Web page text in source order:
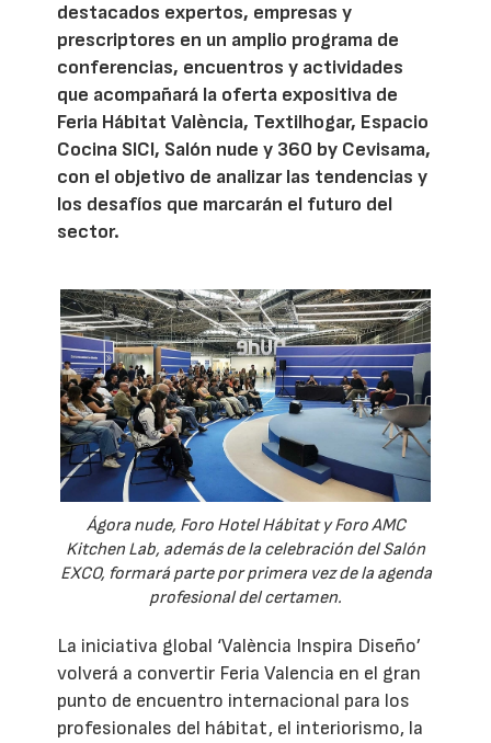
destacados expertos, empresas y
prescriptores en un amplio programa de
conferencias, encuentros y actividades
que acompañará la oferta expositiva de
Feria Hábitat València, Textilhogar, Espacio
Cocina SICI, Salón nude y 360 by Cevisama,
con el objetivo de analizar las tendencias y
los desafíos que marcarán el futuro del
sector.
Ágora nude, Foro Hotel Hábitat y Foro AMC
Kitchen Lab, además de la celebración del Salón
EXCO, formará parte por primera vez de la agenda
profesional del certamen.
La iniciativa global ‘València Inspira Diseño’
volverá a convertir Feria Valencia en el gran
punto de encuentro internacional para los
profesionales del hábitat, el interiorismo, la